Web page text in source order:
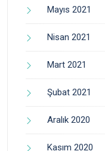
Mayıs 2021
Nisan 2021
Mart 2021
Şubat 2021
Aralık 2020
Kasım 2020